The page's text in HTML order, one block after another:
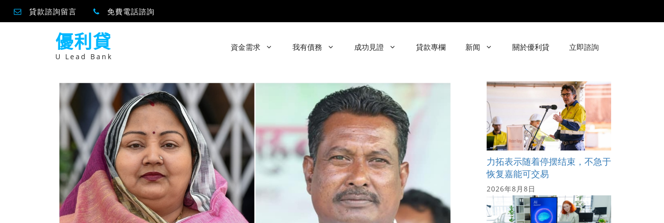
貸款諮詢留言 免費電話諮詢
優利貸
U Lead Bank
資金需求 我有債務 成功見證 貸款專欄 新闻 關於優利貸 立即諮詢
力拓表示随着停摆结束，不急于
恢复嘉能可交易
2026年8月8日